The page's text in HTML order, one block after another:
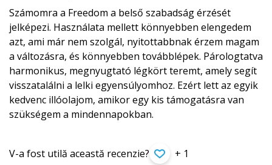
Számomra a Freedom a belső szabadság érzését
jelképezi. Használata mellett könnyebben elengedem
azt, ami már nem szolgál, nyitottabbnak érzem magam
a változásra, és könnyebben továbblépek. Párologtatva
harmonikus, megnyugtató légkört teremt, amely segít
visszatalálni a lelki egyensúlyomhoz. Ezért lett az egyik
kedvenc illóolajom, amikor egy kis támogatásra van
szükségem a mindennapokban.
V-a fost utilă această recenzie? + 1